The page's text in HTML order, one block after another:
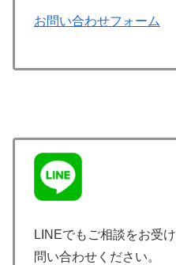
お問い合わせフォーム
LINEでもご相談をお受
問い合わせください。